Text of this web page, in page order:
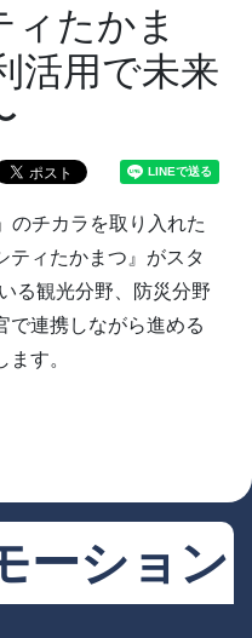
ィたかま
活用で未来
のチカラを取り入れた
ティたかまつ』がスタ
る観光分野、防災分野
で連携しながら進める
す。
ーション